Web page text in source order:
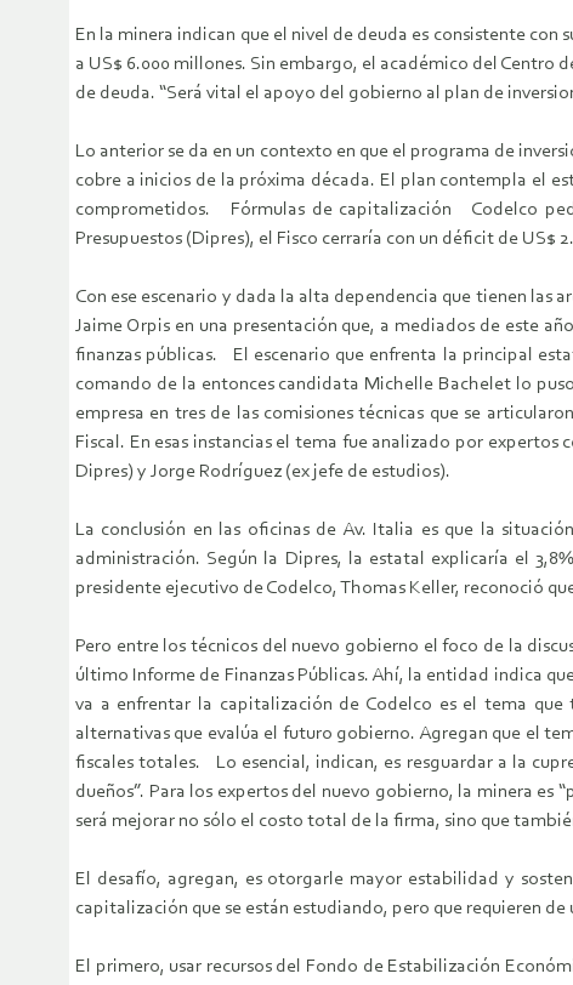
En la minera indican que el nivel de deuda es consistente
a US$ 6.000 millones. Sin embargo, el académico del Centro
de deuda. “Será vital el apoyo del gobierno al plan de
Lo anterior se da en un contexto en que el programa de
cobre a inicios de la próxima década. El plan contempla el
comprometidos. Fórmulas de capitalización Codelco
Presupuestos (Dipres), el Fisco cerraría con un déficit de US$
Con ese escenario y dada la alta dependencia que tienen las
Jaime Orpis en una presentación que, a mediados de este
finanzas públicas. El escenario que enfrenta la principal
comando de la entonces candidata Michelle Bachelet lo
empresa en tres de las comisiones técnicas que se
Fiscal. En esas instancias el tema fue analizado por
Dipres) y Jorge Rodríguez (ex jefe de estudios).
La conclusión en las oficinas de Av. Italia es que la
administración. Según la Dipres, la estatal explicaría el
presidente ejecutivo de Codelco, Thomas Keller, reconoció
Pero entre los técnicos del nuevo gobierno el foco de la
último Informe de Finanzas Públicas. Ahí, la entidad indica
va a enfrentar la capitalización de Codelco es el tema que
alternativas que evalúa el futuro gobierno. Agregan que el
fiscales totales. Lo esencial, indican, es resguardar a la
dueños”. Para los expertos del nuevo gobierno, la minera
será mejorar no sólo el costo total de la firma, sino que
El desafío, agregan, es otorgarle mayor estabilidad y
capitalización que se están estudiando, pero que requieren
El primero, usar recursos del Fondo de Estabilización